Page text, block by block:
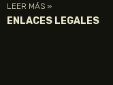
LEER MÁS »
ENLACES LEGALES